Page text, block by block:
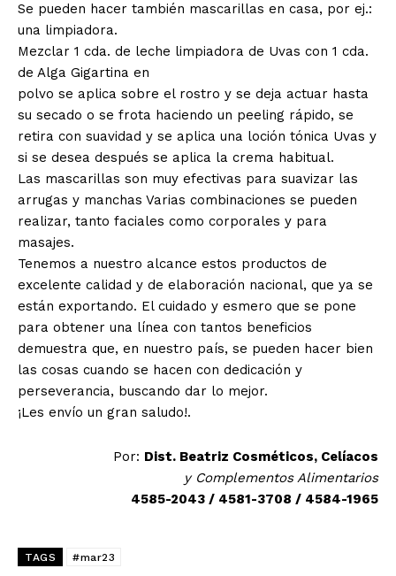
Se pueden hacer también mascarillas en casa, por ej.:
una limpiadora.
Mezclar 1 cda. de leche limpiadora de Uvas con 1 cda.
de Alga Gigartina en
polvo se aplica sobre el rostro y se deja actuar hasta
su secado o se frota haciendo un peeling rápido, se
retira con suavidad y se aplica una loción tónica Uvas y
si se desea después se aplica la crema habitual.
Las mascarillas son muy efectivas para suavizar las
arrugas y manchas Varias combinaciones se pueden
realizar, tanto faciales como corporales y para
masajes.
Tenemos a nuestro alcance estos productos de
excelente calidad y de elaboración nacional, que ya se
están exportando. El cuidado y esmero que se pone
para obtener una línea con tantos beneficios
demuestra que, en nuestro país, se pueden hacer bien
las cosas cuando se hacen con dedicación y
perseverancia, buscando dar lo mejor.
¡Les envío un gran saludo!.
Por: Dist. Beatriz Cosméticos, Celíacos
y Complementos Alimentarios
4585-2043 / 4581-3708 / 4584-1965
TAGS #mar23